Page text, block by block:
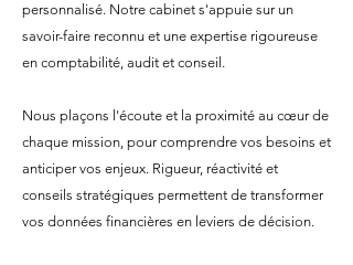
personnalisé. Notre cabinet s'appuie sur un
savoir-faire reconnu et une expertise rigoureuse
en comptabilité, audit et conseil.
Nous plaçons l'écoute et la proximité au cœur de
chaque mission, pour comprendre vos besoins et
anticiper vos enjeux. Rigueur, réactivité et
conseils stratégiques permettent de transformer
vos données financières en leviers de décision.